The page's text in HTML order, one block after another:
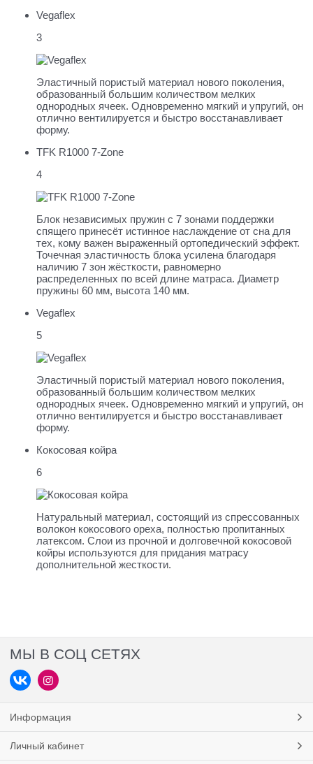
Vegaflex
3
Эластичный пористый материал нового поколения,
образованный большим количеством мелких
однородных ячеек. Одновременно мягкий и упругий, он
отлично вентилируется и быстро восстанавливает
форму.
TFK R1000 7-Zone
4
Блок независимых пружин с 7 зонами поддержки
спящего принесёт истинное наслаждение от сна для
тех, кому важен выраженный ортопедический эффект.
Точечная эластичность блока усилена благодаря
наличию 7 зон жёсткости, равномерно
распределенных по всей длине матраса. Диаметр
пружины 60 мм, высота 140 мм.
Vegaflex
5
Эластичный пористый материал нового поколения,
образованный большим количеством мелких
однородных ячеек. Одновременно мягкий и упругий, он
отлично вентилируется и быстро восстанавливает
форму.
Кокосовая койра
6
Натуральный материал, состоящий из спрессованных
волокон кокосового ореха, полностью пропитанных
латексом. Слои из прочной и долговечной кокосовой
койры используются для придания матрасу
дополнительной жесткости.
МЫ В СОЦ СЕТЯХ
Информация
Личный кабинет